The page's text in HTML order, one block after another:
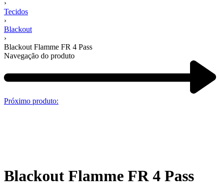
›
Tecidos
›
Blackout
›
Blackout Flamme FR 4 Pass
Navegação do produto
Próximo produto:
Blackout Flamme FR 4 Pass